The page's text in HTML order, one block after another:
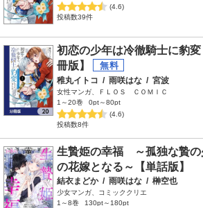
(4.6)
投稿数39件
初恋の少年は冷徹騎士に豹
冊版】
稚丸イトコ / 雨咲はな / 宮波
女性マンガ、ＦＬＯＳ ＣＯＭＩＣ
1～20巻
0pt～80pt
(4.6)
投稿数8件
生贄姫の幸福 ～孤独な贄の
の花嫁となる～【単話版】
結衣まどか / 雨咲はな / 榊空也
少女マンガ、コミッククリエ
1～8巻
130pt～180pt